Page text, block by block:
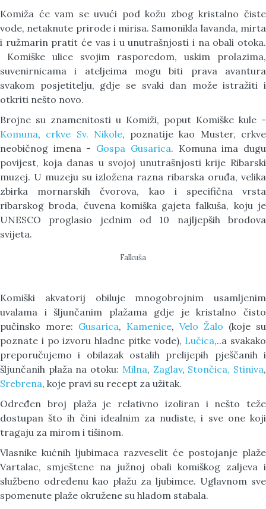
Komiža će vam se uvući pod kožu zbog kristalno čiste
vode, netaknute prirode i mirisa. Samonikla lavanda, mirta
i ružmarin pratit će vas i u unutrašnjosti i na obali otoka.
Komiške ulice svojim rasporedom, uskim prolazima,
suvenirnicama i ateljeima mogu biti prava avantura
svakom posjetitelju, gdje se svaki dan može istražiti i
otkriti nešto novo.
Brojne su znamenitosti u Komiži, poput Komiške kule -
Komuna, crkve Sv. Nikole, poznatije kao Muster, crkve
neobičnog imena - Gospa Gusarica. Komuna ima dugu
povijest, koja danas u svojoj unutrašnjosti krije Ribarski
muzej. U muzeju su izložena razna ribarska oruđa, velika
zbirka mornarskih čvorova, kao i specifična vrsta
ribarskog broda, čuvena komiška gajeta falkuša, koju je
UNESCO proglasio jednim od 10 najljepših brodova
svijeta.
Falkuša
Komiški akvatorij obiluje mnogobrojnim usamljenim
uvalama i šljunčanim plažama gdje je kristalno čisto
pučinsko more: Gusarica, Kamenice, Velo Žalo (koje su
poznate i po izvoru hladne pitke vode), Lučica,..a svakako
preporučujemo i obilazak ostalih prelijepih pješčanih i
šljunčanih plaža na otoku: Milna, Zaglav, Stončica, Stiniva,
Srebrena, koje pravi su recept za užitak.
Određen broj plaža je relativno izoliran i nešto teže
dostupan što ih čini idealnim za nudiste, i sve one koji
tragaju za mirom i tišinom.
Vlasnike kućnih ljubimaca razveselit će postojanje plaže
Vartalac, smještene na južnoj obali komiškog zaljeva i
službeno određenu kao plažu za ljubimce. Uglavnom sve
spomenute plaže okružene su hladom stabala.